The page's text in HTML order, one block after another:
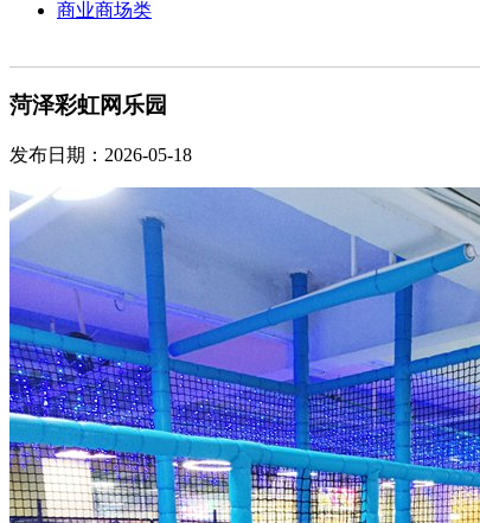
商业商场类
菏泽彩虹网乐园
发布日期：2026-05-18